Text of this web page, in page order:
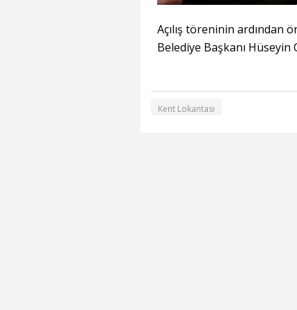
Açılış töreninin ardından
Belediye Başkanı Hüseyin
Kent Lokantası